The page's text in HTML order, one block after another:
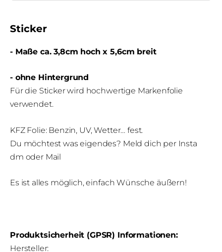
Sticker
- Maße ca. 3,8cm hoch x 5,6cm breit
- ohne Hintergrund
Für die Sticker wird hochwertige Markenfolie
verwendet.
KFZ Folie: Benzin, UV, Wetter… fest.
Du möchtest was eigendes? Meld dich per Insta
dm oder Mail
Es ist alles möglich, einfach Wünsche äußern!
Produktsicherheit (GPSR) Informationen:
Hersteller: